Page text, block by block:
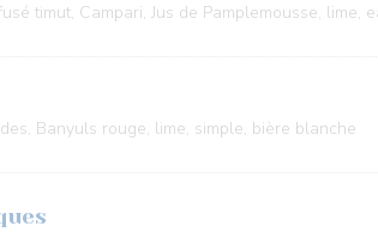
timut, Campari, Jus de Pamplemousse, lime,
Banyuls rouge, lime, simple, bière blanche